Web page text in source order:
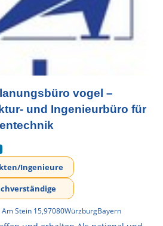
vogel –
und Ingenieurbüro für
Ingenieure
Am Stein 15,97080WürzburgBayern